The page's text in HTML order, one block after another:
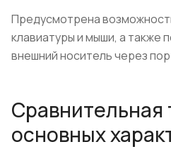
Предусмотрена
клавиатуры и мыши, а также
внешний носитель через
Сравнительная
основных